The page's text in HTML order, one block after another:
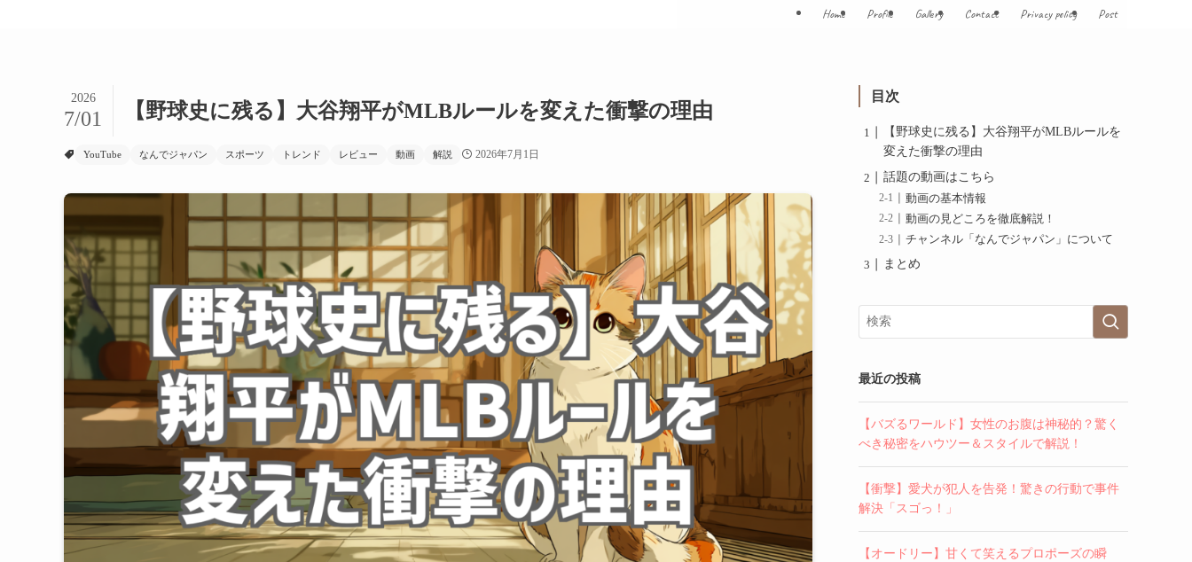
Home Profile Gallery Contact Privacy policy Post
【野球史に残る】大谷翔平がMLBルールを変えた衝撃の理由
2026
7/01
YouTube なんでジャパン スポーツ トレンド レビュー 動画 解説 2026年7月1日
目次
【野球史に残る】大谷翔平がMLBルールを
変えた衝撃の理由
話題の動画はこちら
動画の基本情報
動画の見どころを徹底解説！
チャンネル「なんでジャパン」について
まとめ
最近の投稿
【バズるワールド】女性のお腹は神秘的？驚く
べき秘密をハウツー＆スタイルで解説！
【衝撃】愛犬が犯人を告発！驚きの行動で事件
解決「スゴっ！」
【オードリー】甘くて笑えるプロポーズの瞬